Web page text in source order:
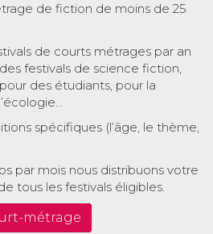
de fiction de moins de 25
de courts métrages par an
festivals de science fiction,
des étudiants, pour la
spécifiques (l’âge, le thème,
par mois nous distribuons votre
tous les festivals éligibles.
métrage